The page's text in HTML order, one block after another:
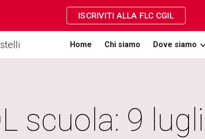
ISCRIVITI ALLA FLC CGIL
Home Chi siamo Dove siamo
scuola: 9